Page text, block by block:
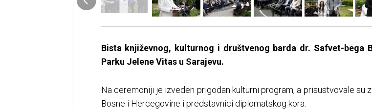
Bista književnog, kulturnog i društvenog barda dr. Safvet-bega
Parku Jelene Vitas u Sarajevu.
Na ceremoniji je izveden prigodan kulturni program, a prisustvovale
Bosne i Hercegovine i predstavnici diplomatskog kora.